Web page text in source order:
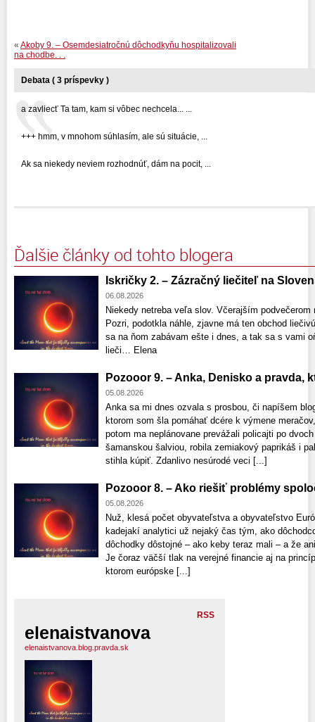
« Akoby 9. – Osemdesiatročnú dôchodkyňu hospitalizovali
na chodbe. . .
Debata ( 3 príspevky )
a zavliecť Ta tam, kam si vôbec nechcela... ...
+++ hmm, v mnohom súhlasím, ale sú situácie, ...
Ak sa niekedy neviem rozhodnúť, dám na pocit, ...
Ďalšie články od tohto blogera
Iskričky 2. – Zázračný liečiteľ na
06.08.2026
Niekedy netreba veľa slov. Včerajším
Pozri, podotkla náhle, zjavne má ten obchod
sa na ňom zabávam ešte i dnes, a tak sa s vami
lieči… Elena
Pozooor 9. – Anka, Denisko a pravda,
05.08.2026
Anka sa mi dnes ozvala s prosbou, či napíšem
ktorom som šla pomáhať dcére k výmene
potom ma neplánovane prevážali policajti po
šamanskou šalviou, robila zemiakový paprikáš i
stihla kúpiť. Zdanlivo nesúrodé veci [...]
Pozooor 8. – Ako riešiť problémy
05.08.2026
Nuž, klesá počet obyvateľstva a obyvateľstvo
kadejakí analytici už nejaký čas tým, ako
dôchodky dôstojné – ako keby teraz mali – a že
Je čoraz väčší tlak na verejné financie aj na
ktorom európske [...]
RSS
elenaistvanova
elenaistvanova.blog.pravda.sk